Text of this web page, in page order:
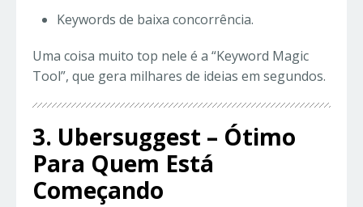
Keywords de baixa concorrência.
Uma coisa muito top nele é a “Keyword Magic
Tool”, que gera milhares de ideias em segundos.
3. Ubersuggest – Ótimo
Para Quem Está
Começando